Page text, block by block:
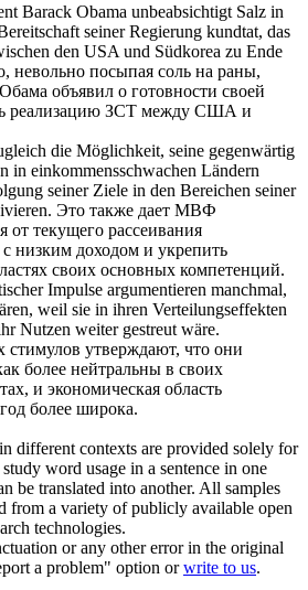
Barack Obama unbeabsichtigt Salz in
seiner Regierung kundtat, das
den USA und Südkorea zu Ende
невольно посыпая соль на раны,
объявил о готовности своей
реализацию ЗСТ между США и
die Möglichkeit, seine gegenwärtig
in einkommensschwachen Ländern
seiner Ziele in den Bereichen seiner
Это также дает МВФ
от текущего рассеивания
с низким доходом и укрепить
своих основных компетенций.
Impulse argumentieren manchmal,
weil sie in ihren Verteilungseffekten
Nutzen weiter gestreut wäre.
утверждают, что они
более нейтральны в своих
и экономическая область
более широка.
different contexts are provided solely for
word usage in a sentence in one
be translated into another. All samples
from a variety of publicly available open
technologies.
or any other error in the original
a problem" option orwrite to us.